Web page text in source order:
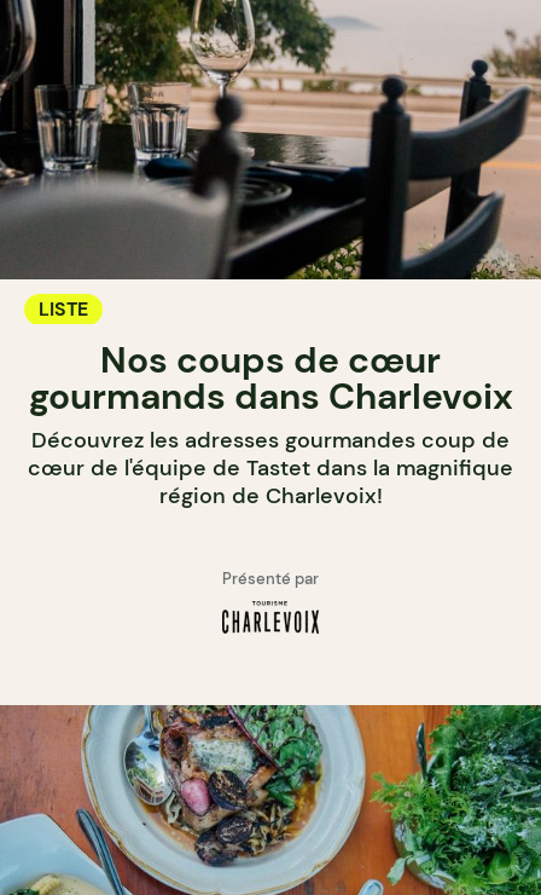
LISTE
Nos coups de cœur
gourmands dans Charlevoix
Découvrez les adresses gourmandes coup de
cœur de l'équipe de Tastet dans la magnifique
région de Charlevoix!
Présenté par